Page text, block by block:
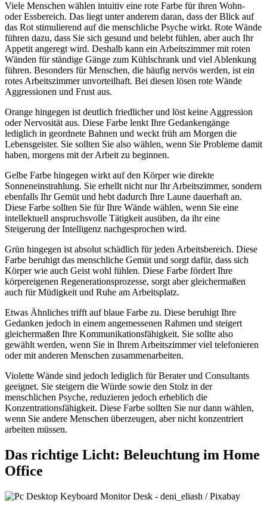
Viele Menschen wählen intuitiv eine rote Farbe für ihren Wohn-
oder Essbereich. Das liegt unter anderem daran, dass der Blick auf
das Rot stimulierend auf die menschliche Psyche wirkt. Rote Wände
führen dazu, dass Sie sich gesund und belebt fühlen, aber auch Ihr
Appetit angeregt wird. Deshalb kann ein Arbeitszimmer mit roten
Wänden für ständige Gänge zum Kühlschrank und viel Ablenkung
führen. Besonders für Menschen, die häufig nervös werden, ist ein
rotes Arbeitszimmer unvorteilhaft. Bei diesen lösen rote Wände
Aggressionen und Frust aus.
Orange hingegen ist deutlich friedlicher und löst keine Aggression
oder Nervosität aus. Diese Farbe lenkt Ihre Gedankengänge
lediglich in geordnete Bahnen und weckt früh am Morgen die
Lebensgeister. Sie sollten Sie also wählen, wenn Sie Probleme damit
haben, morgens mit der Arbeit zu beginnen.
Gelbe Farbe hingegen wirkt auf den Körper wie direkte
Sonneneinstrahlung. Sie erhellt nicht nur Ihr Arbeitszimmer, sondern
ebenfalls Ihr Gemüt und hebt dadurch Ihre Laune dauerhaft an.
Diese Farbe sollten Sie für Ihre Wände wählen, wenn Sie eine
intellektuell anspruchsvolle Tätigkeit ausüben, da ihr eine
Steigerung der Intelligenz nachgesprochen wird.
Grün hingegen ist absolut schädlich für jeden Arbeitsbereich. Diese
Farbe beruhigt das menschliche Gemüt und sorgt dafür, dass sich
Körper wie auch Geist wohl fühlen. Diese Farbe fördert Ihre
körpereigenen Regenerationsprozesse, sorgt aber gleichermaßen
auch für Müdigkeit und Ruhe am Arbeitsplatz.
Etwas Ähnliches trifft auf blaue Farbe zu. Diese beruhigt Ihre
Gedanken jedoch in einem angemessenen Rahmen und steigert
gleichermaßen Ihre Kommunikationsfähigkeit. Sie sollte also
gewählt werden, wenn Sie in Ihrem Arbeitszimmer viel telefonieren
oder mit anderen Menschen zusammenarbeiten.
Violette Wände sind jedoch lediglich für Berater und Consultants
geeignet. Sie steigern die Würde sowie den Stolz in der
menschlichen Psyche, reduzieren jedoch erheblich die
Konzentrationsfähigkeit. Diese Farbe sollten Sie nur dann wählen,
wenn Sie andere Menschen überzeugen, aber nicht konzentriert
arbeiten müssen.
Das richtige Licht: Beleuchtung im Home
Office